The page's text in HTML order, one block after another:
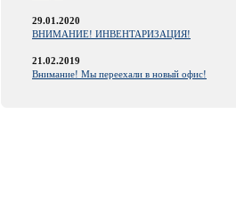
29.01.2020
ВНИМАНИЕ! ИНВЕНТАРИЗАЦИЯ!
21.02.2019
Внимание! Мы переехали в новый офис!